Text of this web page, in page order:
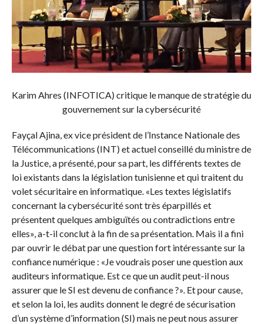
Karim Ahres (INFOTICA) critique le manque de stratégie du
gouvernement sur la cybersécurité
Fayçal Ajina, ex vice président de l’Instance Nationale des
Télécommunications (INT) et actuel conseillé du ministre de
la Justice, a présenté, pour sa part, les différents textes de
loi existants dans la législation tunisienne et qui traitent du
volet sécuritaire en informatique. «Les textes législatifs
concernant la cybersécurité sont très éparpillés et
présentent quelques ambiguïtés ou contradictions entre
elles», a-t-il conclut à la fin de sa présentation. Mais il a fini
par ouvrir le débat par une question fort intéressante sur la
confiance numérique : «Je voudrais poser une question aux
auditeurs informatique. Est ce que un audit peut-il nous
assurer que le SI est devenu de confiance ?». Et pour cause,
et selon la loi, les audits donnent le degré de sécurisation
d’un système d’information (SI) mais ne peut nous assurer